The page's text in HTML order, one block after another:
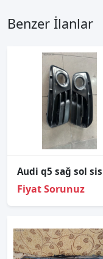
Benzer İlanlar
Fiyat Sorunuz